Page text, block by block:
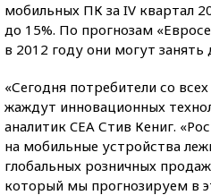
мобильных ПК за IV квартал
до 15%. По прогнозам
в 2012 году они могут занять
«Сегодня потребители со
жаждут инновационных
аналитик CEA Стив Кениг.
на мобильные устройства
глобальных розничных
который мы прогнозируем в